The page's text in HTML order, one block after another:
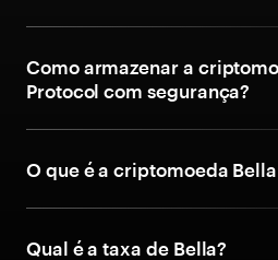
Como armazenar a
Protocol com segurança?
O que é a criptomoeda
Qual é a taxa de Bella?